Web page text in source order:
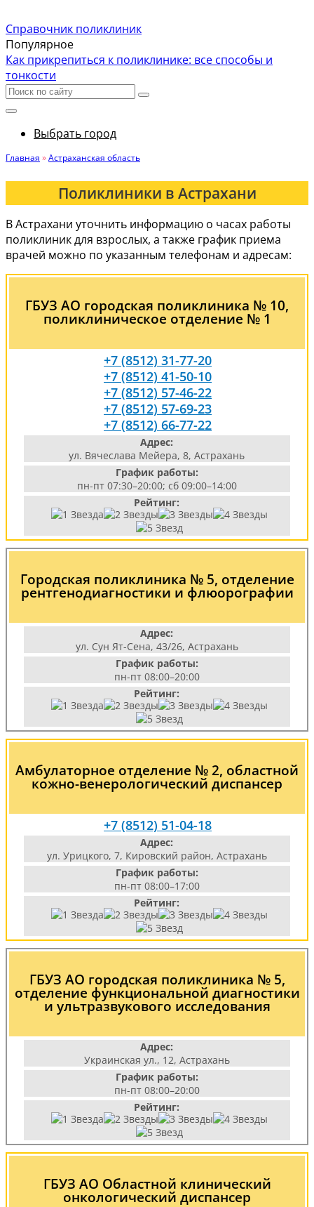
Справочник поликлиник
Популярное
Как прикрепиться к поликлинике: все способы и
тонкости
Выбрать город
Главная »Астраханская область
Поликлиники в Астрахани
В Астрахани уточнить информацию о часах работы
поликлиник для взрослых, а также график приема
врачей можно по указанным телефонам и адресам:
ГБУЗ АО городская поликлиника № 10,
поликлиническое отделение № 1
+7 (8512) 31-77-20
+7 (8512) 41-50-10
+7 (8512) 57-46-22
+7 (8512) 57-69-23
+7 (8512) 66-77-22
Адрес:
ул. Вячеслава Мейера, 8, Астрахань
График работы:
пн-пт 07:30–20:00; сб 09:00–14:00
Рейтинг:
Городская поликлиника № 5, отделение
рентгенодиагностики и флюорографии
Адрес:
ул. Сун Ят-Сена, 43/26, Астрахань
График работы:
пн-пт 08:00–20:00
Рейтинг:
Амбулаторное отделение № 2, областной
кожно-венерологический диспансер
+7 (8512) 51-04-18
Адрес:
ул. Урицкого, 7, Кировский район, Астрахань
График работы:
пн-пт 08:00–17:00
Рейтинг:
ГБУЗ АО городская поликлиника № 5,
отделение функциональной диагностики
и ультразвукового исследования
Адрес:
Украинская ул., 12, Астрахань
График работы:
пн-пт 08:00–20:00
Рейтинг:
ГБУЗ АО Областной клинический
онкологический диспансер